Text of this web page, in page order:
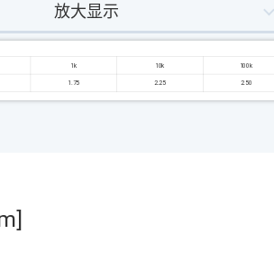
放大显示
1k 10k 100k
1.75 2.25 2.50